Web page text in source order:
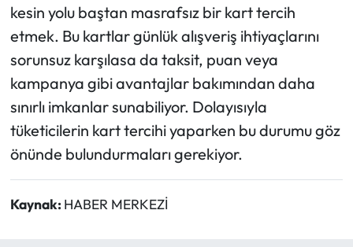
kesin yolu baştan masrafsız bir kart tercih
etmek. Bu kartlar günlük alışveriş ihtiyaçlarını
sorunsuz karşılasa da taksit, puan veya
kampanya gibi avantajlar bakımından daha
sınırlı imkanlar sunabiliyor. Dolayısıyla
tüketicilerin kart tercihi yaparken bu durumu göz
önünde bulundurmaları gerekiyor.
Kaynak: HABER MERKEZİ